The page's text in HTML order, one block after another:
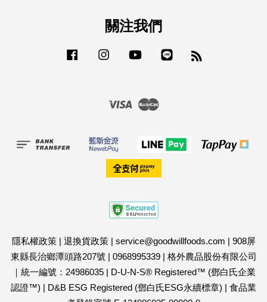
關注我們
Facebook Instagram YouTube
Visa
隱私權政策| 退換貨政策| service@goodwillfoods.com | 908屏
東縣長治鄉潭頭路207號 | 0968995339| 格外農品股份有限公司
｜統一編號：24986035| D-U-N-S® Registered™ (鄧白氏企業
認證™) | D&B ESG Registered (鄧白氏ESG永續標章) | 食品業